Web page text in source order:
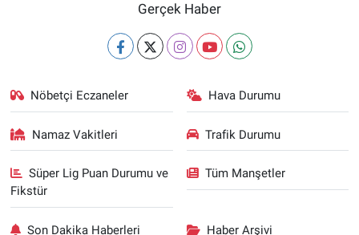
Gerçek Haber
Nöbetçi Eczaneler Hava Durumu
Namaz Vakitleri Trafik Durumu
Süper Lig Puan Durumu ve
Fikstür
Tüm Manşetler
Son Dakika Haberleri Haber Arşivi